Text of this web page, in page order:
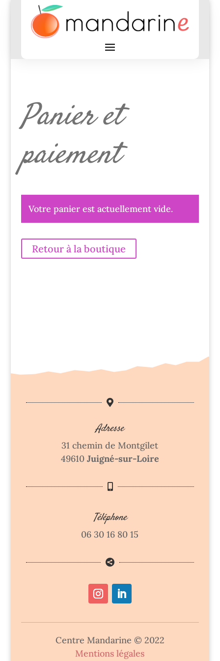
Panier et
paiement
Votre panier est actuellement vide.
Retour à la boutique

Adresse
31 chemin de Montgilet
49610 Juigné-sur-Loire

Téléphone
06 30 16 80 15

Centre Mandarine © 2022
Mentions légales